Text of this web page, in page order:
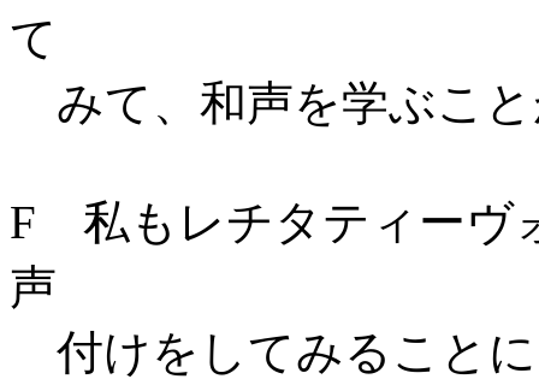
て
みて、和声を学ぶこ
F 私もレチタティーヴ
声
付けをしてみること